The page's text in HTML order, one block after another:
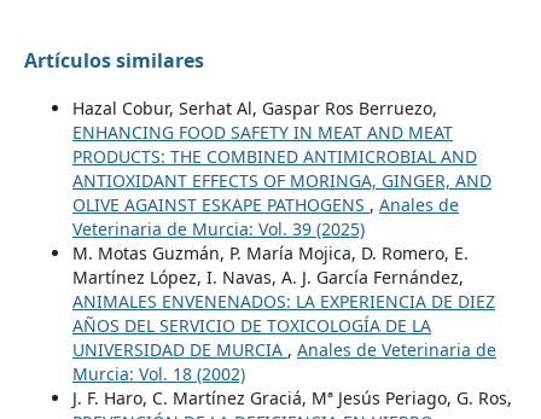
Artículos similares
Hazal Cobur, Serhat Al, Gaspar Ros Berruezo,
ENHANCING FOOD SAFETY IN MEAT AND MEAT
PRODUCTS: THE COMBINED ANTIMICROBIAL AND
ANTIOXIDANT EFFECTS OF MORINGA, GINGER, AND
OLIVE AGAINST ESKAPE PATHOGENS , Anales de
Veterinaria de Murcia: Vol. 39 (2025)
M. Motas Guzmán, P. María Mojica, D. Romero, E.
Martínez López, I. Navas, A. J. García Fernández,
ANIMALES ENVENENADOS: LA EXPERIENCIA DE DIEZ
AÑOS DEL SERVICIO DE TOXICOLOGÍA DE LA
UNIVERSIDAD DE MURCIA , Anales de Veterinaria de
Murcia: Vol. 18 (2002)
J. F. Haro, C. Martínez Graciá, Mª Jesús Periago, G. Ros,